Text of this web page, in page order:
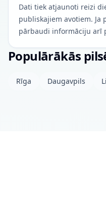
Dati tiek atjaunoti reizi
publiskajiem avotiem. Ja
pārbaudi informāciju arī
Populārākās
Rīga Daugavpils